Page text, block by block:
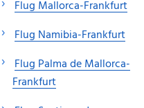
Flug Mallorca-Frankfurt
Flug Namibia-Frankfurt
Flug Palma de Mallorca-
Frankfurt